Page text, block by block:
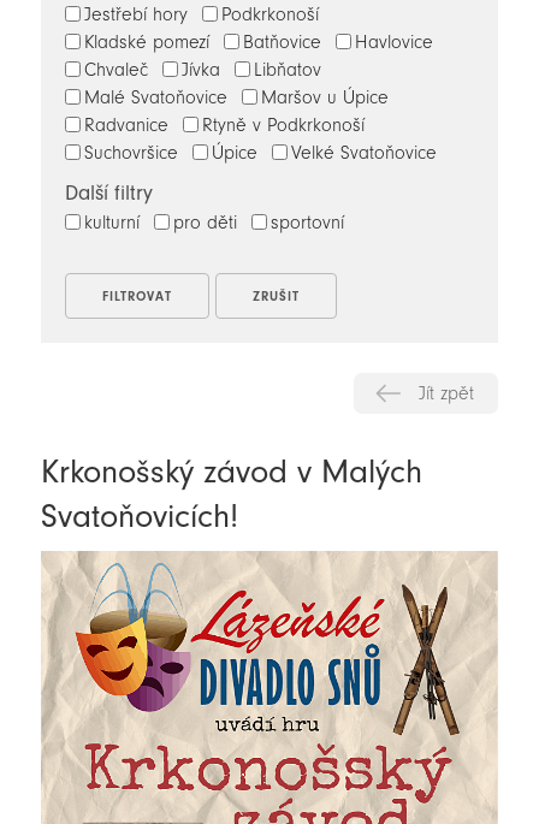
Jestřebí hory
Podkrkonoší
Kladské pomezí
Batňovice
Havlovice
Chvaleč
Jívka
Libňatov
Malé Svatoňovice
Maršov u Úpice
Radvanice
Rtyně v Podkrkonoší
Suchovršice
Úpice Velké Svatoňovice
Další filtry
kulturní pro děti sportovní
Jít zpět
Krkonošský závod v Malých
Svatoňovicích!